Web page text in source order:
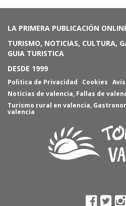
LA PRIMERA PUBLICACIÓN
TURISMO, NOTICIAS, CULTURA,
GUIA TURISTICA
DESDE 1999
Politica de Privacidad Cookies
Noticias de valencia, Fallas de
Turismo rural en valencia,
valencia